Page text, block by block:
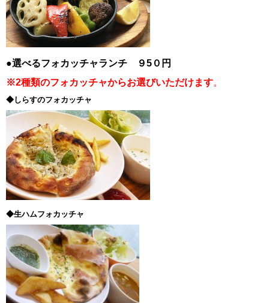
●選べるフォカッチャランチ ９5０円
※2種類のフォカッチャからお選びいただけます。
◆しらすのフォカッチャ
◆生ハムフォカッチャ